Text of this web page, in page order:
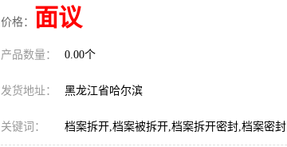
价格： 面议
产品数量： 0.00个
发货地址： 黑龙江省哈尔滨
关键词： 档案拆开,档案被拆开,档案拆开密封,档案密封